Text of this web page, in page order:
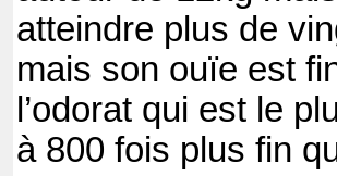
atteindre plus de
mais son ouïe est
l’odorat qui est le
à 800 fois plus fin